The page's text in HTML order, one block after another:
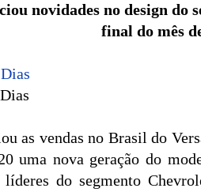
novidades no design do
final do mês
as vendas no Brasil do
uma nova geração do
do segmento